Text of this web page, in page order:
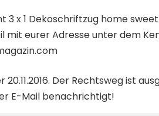
3 x 1 Dekoschriftzug home
mit eurer Adresse unter dem
20.11.2016. Der Rechtsweg ist
E-Mail benachrichtigt!